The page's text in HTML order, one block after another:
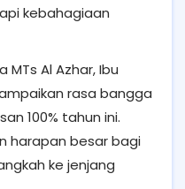
kebahagiaan
Al Azhar, Ibu
rasa bangga
100% tahun ini.
harapan besar bagi
ke jenjang